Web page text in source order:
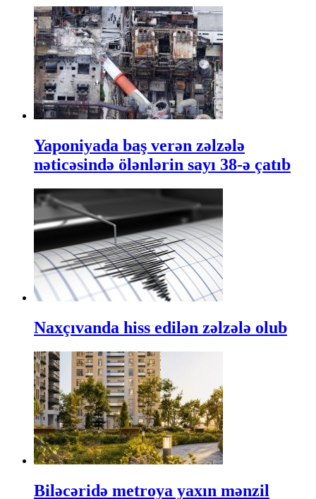
Yaponiyada baş verən zəlzələ
nəticəsində ölənlərin sayı 38-ə çatıb
Naxçıvanda hiss edilən zəlzələ olub
Biləcəridə metroya yaxın mənzil